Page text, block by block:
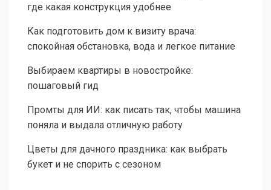
где какая конструкция удобнее
Как подготовить дом к визиту врача:
спокойная обстановка, вода и легкое питание
Выбираем квартиры в новостройке:
пошаговый гид
Промты для ИИ: как писать так, чтобы машина
поняла и выдала отличную работу
Цветы для дачного праздника: как выбрать
букет и не спорить с сезоном